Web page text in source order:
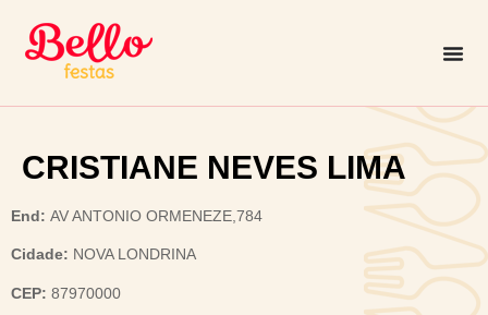
CRISTIANE NEVES LIMA
End: AV ANTONIO ORMENEZE,784
Cidade: NOVA LONDRINA
CEP: 87970000